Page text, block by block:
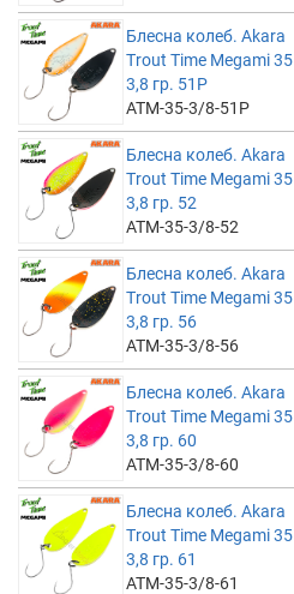
Блесна колеб. Akara
Trout Time Megami 35
3,8 гр. 51P
ATM-35-3/8-51P
Блесна колеб. Akara
Trout Time Megami 35
3,8 гр. 52
ATM-35-3/8-52
Блесна колеб. Akara
Trout Time Megami 35
3,8 гр. 56
ATM-35-3/8-56
Блесна колеб. Akara
Trout Time Megami 35
3,8 гр. 60
ATM-35-3/8-60
Блесна колеб. Akara
Trout Time Megami 35
3,8 гр. 61
ATM-35-3/8-61